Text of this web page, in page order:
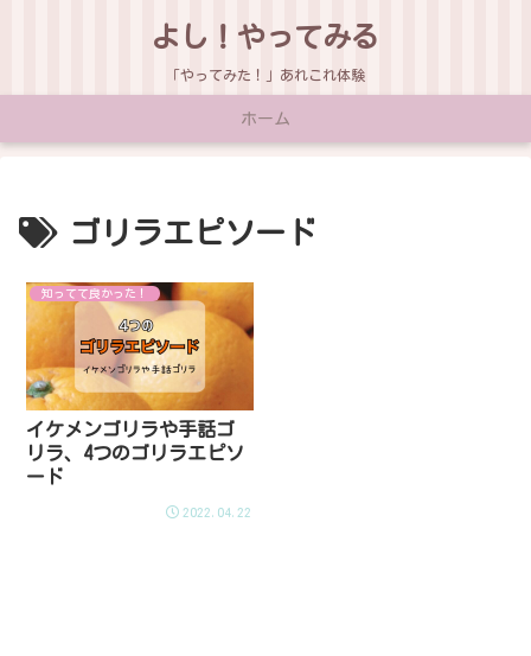
よし！やってみる
「やってみた！」あれこれ体験
ホーム
ゴリラエピソード
知ってて良かった！
イケメンゴリラや手話ゴ
リラ、4つのゴリラエピソ
ード
2022.04.22